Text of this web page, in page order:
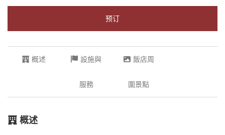
预订
概述 設施與
服務
飯店周
圍景點
概述